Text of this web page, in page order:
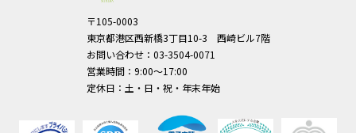
〒105-0003
東京都港区西新橋3丁目10-3 西崎ビル7階
お問い合わせ：03-3504-0071
営業時間：9:00～17:00
定休日：土・日・祝・年末年始